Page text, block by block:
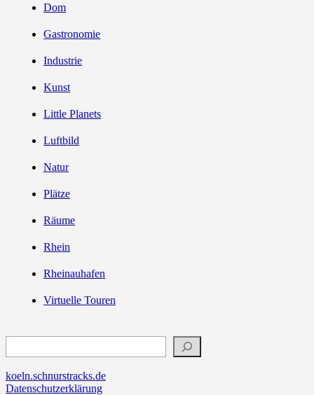
Dom
Gastronomie
Industrie
Kunst
Little Planets
Luftbild
Natur
Plätze
Räume
Rhein
Rheinauhafen
Virtuelle Touren
koeln.schnurstracks.de
Datenschutzerklärung